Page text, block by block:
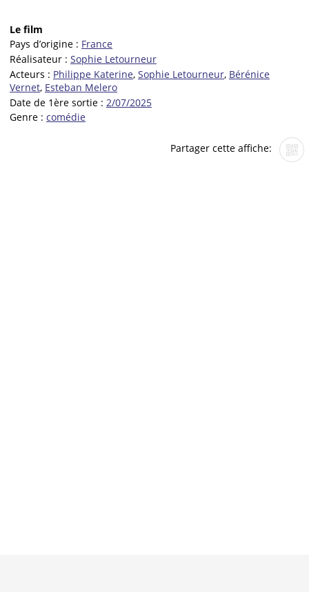
Le film
Pays d’origine : France
Réalisateur : Sophie Letourneur
Acteurs : Philippe Katerine, Sophie Letourneur, Bérénice
Vernet, Esteban Melero
Date de 1ère sortie : 2/07/2025
Genre : comédie
Partager cette affiche: